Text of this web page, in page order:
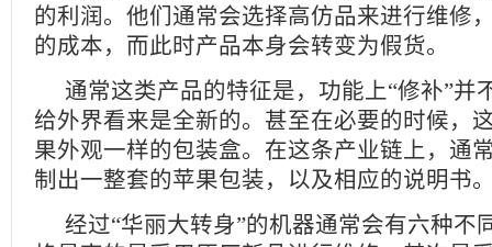
的利润。他们通常会选择高仿品来进行维修
的成本，而此时产品本身会转变为假货。
通常这类产品的特征是，功能上“修补”并
给外界看来是全新的。甚至在必要的时候，
果外观一样的包装盒。在这条产业链上，通
制出一整套的苹果包装，以及相应的说明书
经过“华丽大转身”的机器通常会有六种不